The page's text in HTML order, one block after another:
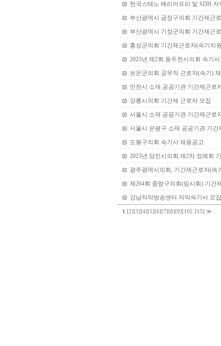
한국스테노 배리어프리 및 SDH
부산광역시 금정구의회 기간제근
부산광역시 기장군의회 기간제근
홍성군의회 기간제근로자(속기지
2023년 제2회 동두천시의회 속기
보은군의회 공무직 근로자(속기)
인천시 소재 공공기관 기간제근로
강릉시의회 기간제 근로자 모집
서울시 소재 공공기관 기간제근로
서울시 은평구 소재 공공기관 기
도봉구의회 속기사 채용공고
2023년 당진시의회 제2차 정례회
광주광역시의회, 기간제근로자(속
제264회 중랑구의회(임시회) 기간
강남자막방송센터 자막속기사 모
1 [2] [3] [4] [5] [6] [7] [8] [9] [10] [15] ≫